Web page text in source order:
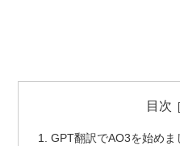
目次
GPT翻訳でAO3を始めま